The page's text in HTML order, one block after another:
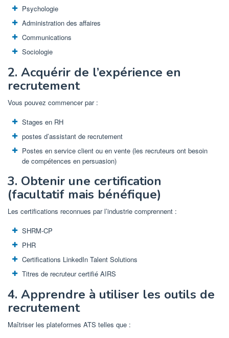
Psychologie
Administration des affaires
Communications
Sociologie
2. Acquérir de l’expérience en
recrutement
Vous pouvez commencer par :
Stages en RH
postes d’assistant de recrutement
Postes en service client ou en vente (les recruteurs ont besoin
de compétences en persuasion)
3. Obtenir une certification
(facultatif mais bénéfique)
Les certifications reconnues par l’industrie comprennent :
SHRM-CP
PHR
Certifications LinkedIn Talent Solutions
Titres de recruteur certifié AIRS
4. Apprendre à utiliser les outils de
recrutement
Maîtriser les plateformes ATS telles que :